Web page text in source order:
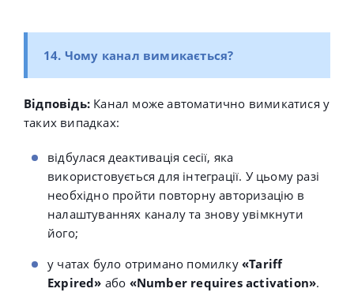
14. Чому канал вимикається?
Відповідь: Канал може автоматично вимикатися у
таких випадках:
відбулася деактивація сесії, яка
використовується для інтеграції. У цьому разі
необхідно пройти повторну авторизацію в
налаштуваннях каналу та знову увімкнути
його;
у чатах було отримано помилку «Tariff
Expired» або «Number requires activation».